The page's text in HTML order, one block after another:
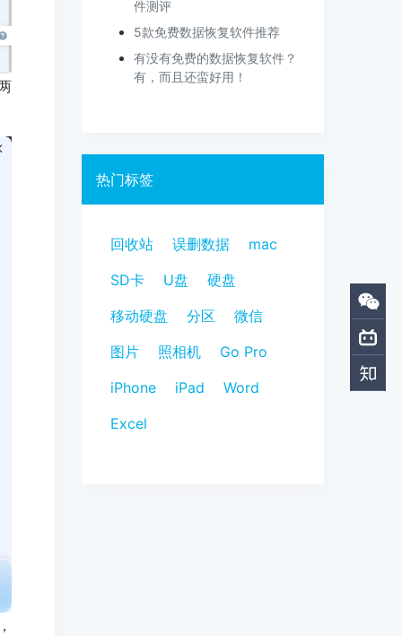
件测评
5款免费数据恢复软件推荐
有没有免费的数据恢复软件？
有，而且还蛮好用！
热门标签
回收站 误删数据
mac
SD卡
U盘
硬盘
移动硬盘
分区
微信
图片
照相机
Go Pro
iPhone
iPad
Word
Excel